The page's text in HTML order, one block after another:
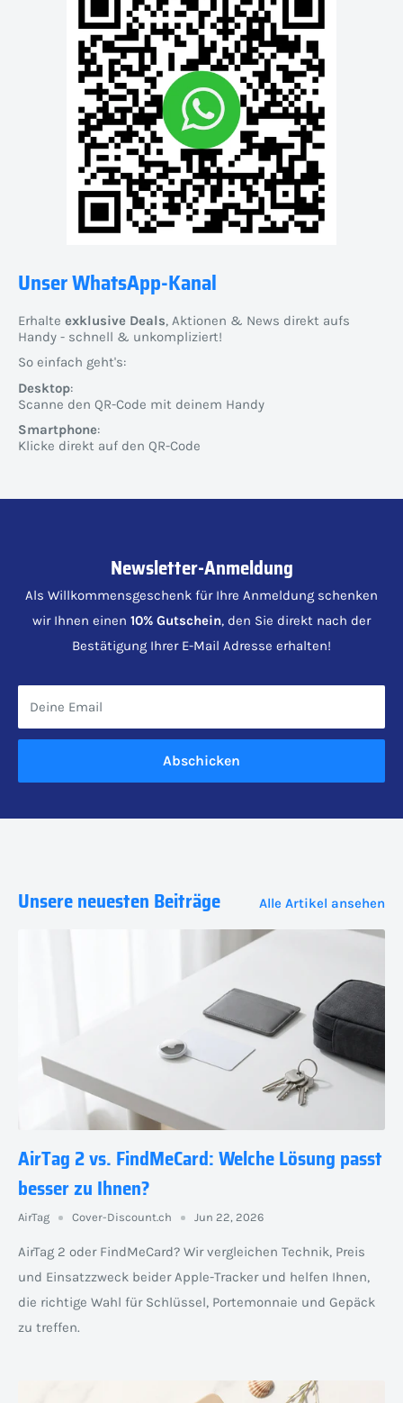
Unser WhatsApp-Kanal
Erhalte exklusive Deals, Aktionen & News direkt aufs
Handy - schnell & unkompliziert!
So einfach geht's:
Desktop:
Scanne den QR-Code mit deinem Handy
Smartphone:
Klicke direkt auf den QR-Code
Newsletter-Anmeldung
Als Willkommensgeschenk für Ihre Anmeldung schenken
wir Ihnen einen 10% Gutschein, den Sie direkt nach der
Bestätigung Ihrer E-Mail Adresse erhalten!
Deine Email
Abschicken
Unsere neuesten Beiträge Alle Artikel ansehen
AirTag 2 vs. FindMeCard: Welche Lösung passt
besser zu Ihnen?
AirTag Cover-Discount.ch Jun 22, 2026
AirTag 2 oder FindMeCard? Wir vergleichen Technik, Preis
und Einsatzzweck beider Apple-Tracker und helfen Ihnen,
die richtige Wahl für Schlüssel, Portemonnaie und Gepäck
zu treffen.